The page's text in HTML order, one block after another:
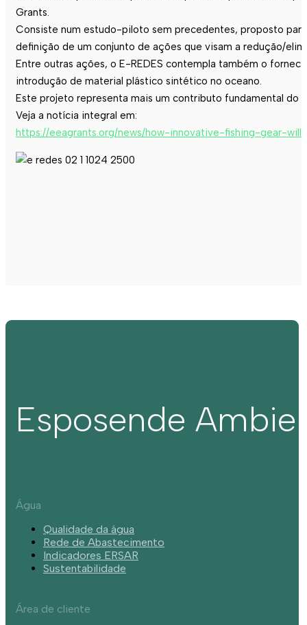
Grants.
Consiste num estudo-piloto sem precedentes, proposto
definição de um conjunto de ações que visam a redução/
Entre outras ações, o E-REDES contempla também o
introdução de material plástico sintético no oceano.
Este projeto representa mais um contributo fundamental do
Veja a notícia integral em:
https://eeagrants.org/news/how-innovative-fishing-gear-
Esposende
Água
Qualidade da água
Rede de Abastecimento
Indicadores ERSAR
Sustentabilidade
Área de cliente